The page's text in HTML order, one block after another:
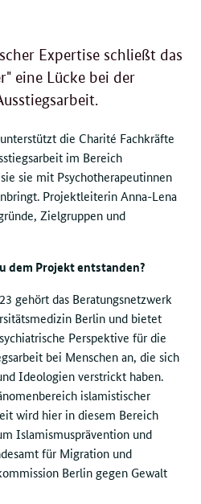
Expertise schließt das
eine Lücke bei der
unterstützt die Charité Fachkräfte
im Bereich
sie mit Psychotherapeutinnen
Projektleiterin Anna-Lena
Zielgruppen und
dem Projekt entstanden?
gehört das Beratungsnetzwerk
Berlin und bietet
Perspektive für die
bei Menschen an, die sich
Ideologien verstrickt haben.
islamistischer
wird hier in diesem Bereich
Islamismusprävention und
für Migration und
Berlin gegen Gewalt